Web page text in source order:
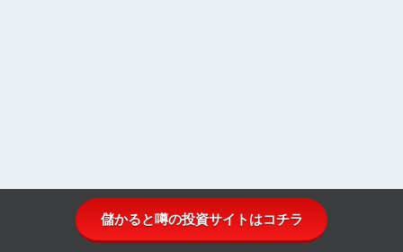
儲かると噂の投資サイトはコチラ